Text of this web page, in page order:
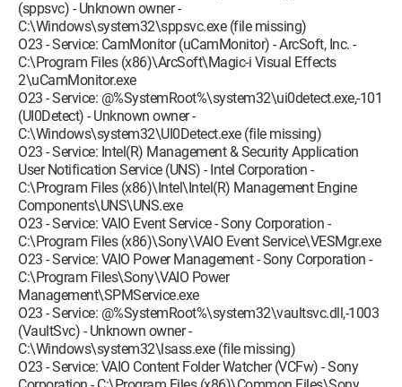
(sppsvc) - Unknown owner -
C:\Windows\system32\sppsvc.exe (file missing)
O23 - Service: CamMonitor (uCamMonitor) - ArcSoft, Inc. -
C:\Program Files (x86)\ArcSoft\Magic-i Visual Effects
2\uCamMonitor.exe
O23 - Service: @%SystemRoot%\system32\ui0detect.exe,-101
(UI0Detect) - Unknown owner -
C:\Windows\system32\UI0Detect.exe (file missing)
O23 - Service: Intel(R) Management & Security Application
User Notification Service (UNS) - Intel Corporation -
C:\Program Files (x86)\Intel\Intel(R) Management Engine
Components\UNS\UNS.exe
O23 - Service: VAIO Event Service - Sony Corporation -
C:\Program Files (x86)\Sony\VAIO Event Service\VESMgr.exe
O23 - Service: VAIO Power Management - Sony Corporation -
C:\Program Files\Sony\VAIO Power
Management\SPMService.exe
O23 - Service: @%SystemRoot%\system32\vaultsvc.dll,-1003
(VaultSvc) - Unknown owner -
C:\Windows\system32\lsass.exe (file missing)
O23 - Service: VAIO Content Folder Watcher (VCFw) - Sony